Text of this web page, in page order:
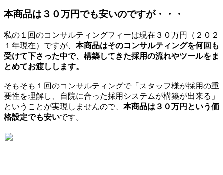
本商品は３０万円でも安いのですが・・・
私の１回のコンサルティングフィーは現在３０万円（２０２
１年現在）ですが、 本商品はそのコンサルティングを何回も
受けて下さった中で、構築してきた採用の流れやツールをま
とめてお渡しします。
そもそも１回のコンサルティングで「スタッフ様が採用の重
要性を理解し、自院に合った採用システムが構築が出来る」
ということが実現しませんので、 本商品は３０万円という価
格設定でも安いです。